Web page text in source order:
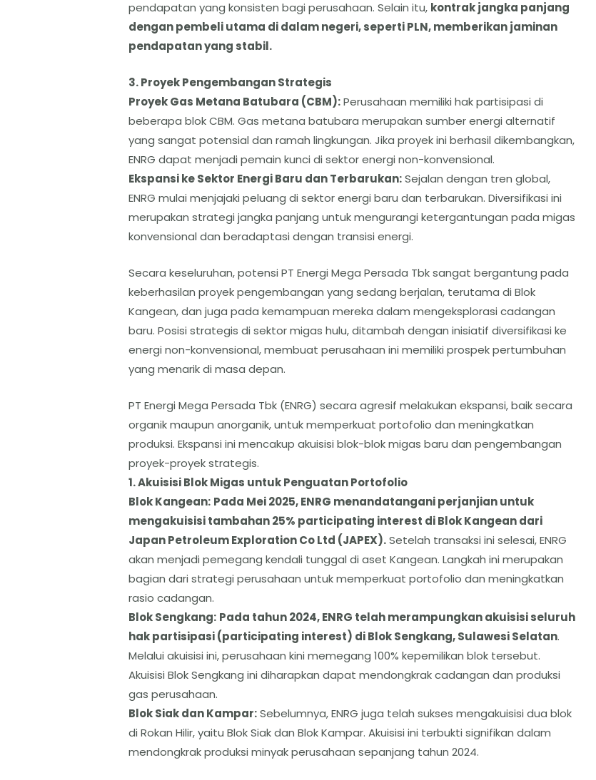
pendapatan yang konsisten bagi perusahaan. Selain itu, kontrak jangka panjang
dengan pembeli utama di dalam negeri, seperti PLN, memberikan jaminan
pendapatan yang stabil.
​3. Proyek Pengembangan Strategis
Proyek Gas Metana Batubara (CBM):Perusahaan memiliki hak partisipasi di
beberapa blok CBM. Gas metana batubara merupakan sumber energi alternatif
yang sangat potensial dan ramah lingkungan. Jika proyek ini berhasil dikembangkan,
ENRG dapat menjadi pemain kunci di sektor energi non-konvensional.
​Ekspansi ke Sektor Energi Baru dan Terbarukan:Sejalan dengan tren global,
ENRG mulai menjajaki peluang di sektor energi baru dan terbarukan. Diversifikasi ini
merupakan strategi jangka panjang untuk mengurangi ketergantungan pada migas
konvensional dan beradaptasi dengan transisi energi.
​Secara keseluruhan, potensi PT Energi Mega Persada Tbk sangat bergantung pada
keberhasilan proyek pengembangan yang sedang berjalan, terutama di Blok
Kangean, dan juga pada kemampuan mereka dalam mengeksplorasi cadangan
baru. Posisi strategis di sektor migas hulu, ditambah dengan inisiatif diversifikasi ke
energi non-konvensional, membuat perusahaan ini memiliki prospek pertumbuhan
yang menarik di masa depan.
​PT Energi Mega Persada Tbk (ENRG) secara agresif melakukan ekspansi, baik secara
organik maupun anorganik, untuk memperkuat portofolio dan meningkatkan
produksi. Ekspansi ini mencakup akuisisi blok-blok migas baru dan pengembangan
proyek-proyek strategis.
​1. Akuisisi Blok Migas untuk Penguatan Portofolio
​Blok Kangean: Pada Mei 2025, ENRG menandatangani perjanjian untuk
mengakuisisi tambahan 25% participating interest di Blok Kangean dari
Japan Petroleum Exploration Co Ltd (JAPEX).Setelah transaksi ini selesai, ENRG
akan menjadi pemegang kendali tunggal di aset Kangean. Langkah ini merupakan
bagian dari strategi perusahaan untuk memperkuat portofolio dan meningkatkan
rasio cadangan.
​Blok Sengkang: Pada tahun 2024, ENRG telah merampungkan akuisisi seluruh
hak partisipasi (participating interest) di Blok Sengkang, Sulawesi Selatan.
Melalui akuisisi ini, perusahaan kini memegang 100% kepemilikan blok tersebut.
Akuisisi Blok Sengkang ini diharapkan dapat mendongkrak cadangan dan produksi
gas perusahaan.
​Blok Siak dan Kampar:Sebelumnya, ENRG juga telah sukses mengakuisisi dua blok
di Rokan Hilir, yaitu Blok Siak dan Blok Kampar. Akuisisi ini terbukti signifikan dalam
mendongkrak produksi minyak perusahaan sepanjang tahun 2024.